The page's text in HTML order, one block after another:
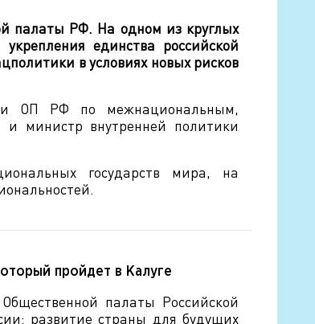
палаты РФ. На одном из круглых
единства российской
в условиях новых рисков
ОП РФ по межнациональным,
министр внутренней политики
государств мира, на
пройдет в Калуге
палаты Российской
развитие страны для будущих